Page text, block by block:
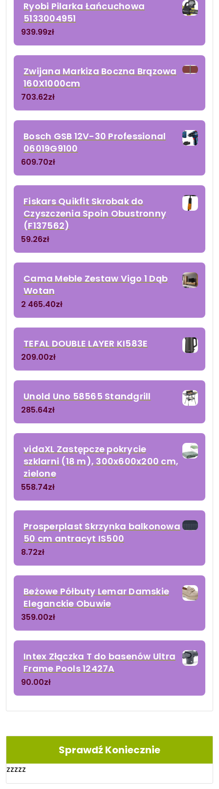
Ryobi Pilarka Łańcuchowa
5133004951
939.99zł
Zwijana Markiza Boczna Brązowa
160X1000cm
703.62zł
Bosch GSB 12V-30 Professional
06019G9100
609.70zł
Fiskars Quikfit Skrobak do
Czyszczenia Spoin Obustronny
(F137562)
59.26zł
Cama Meble Zestaw Vigo 1 Dąb
Wotan
2 465.40zł
TEFAL DOUBLE LAYER KI583E
209.00zł
Unold Uno 58565 Standgrill
285.64zł
vidaXL Zastępcze pokrycie
szklarni (18 m), 300x600x200 cm,
zielone
558.74zł
Prosperplast Skrzynka balkonowa
50 cm antracyt IS500
8.72zł
Beżowe Półbuty Lemar Damskie
Eleganckie Obuwie
359.00zł
Intex Złączka T do basenów Ultra
Frame Pools 12427A
90.00zł
Sprawdź Koniecznie
zzzzz